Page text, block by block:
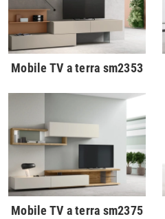
Mobile TV a terra sm2353
Mobile TV a terra sm2375